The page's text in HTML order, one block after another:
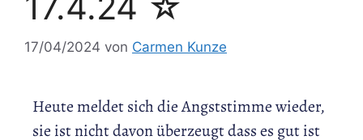
17/04/2024 von Carmen Kunze
Heute meldet sich die Angststimme wieder,
sie ist nicht davon überzeugt dass es gut ist